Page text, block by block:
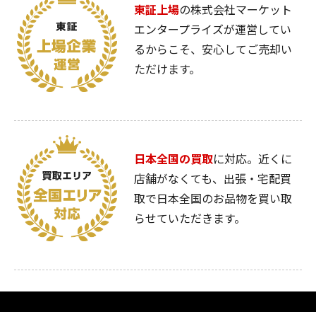
東証上場の株式会社マーケット
エンタープライズが運営してい
るからこそ、安心してご売却い
ただけます。
日本全国の買取に対応。近くに
店舗がなくても、出張・宅配買
取で日本全国のお品物を買い取
らせていただきます。